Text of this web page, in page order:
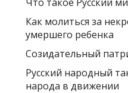
Как молиться за
умершего ребенка
Созидательный
Русский народный
народа в движении